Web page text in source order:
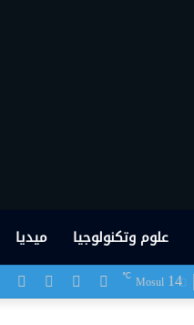
علوم وتكنولوجيا ميديا
يوتيوب تويتر
فيسبوك Mosul 14
℃